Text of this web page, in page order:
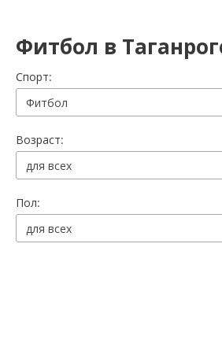
Фитбол в
Cпорт:
Фитбол
Возраст:
для всех
Пол:
для всех